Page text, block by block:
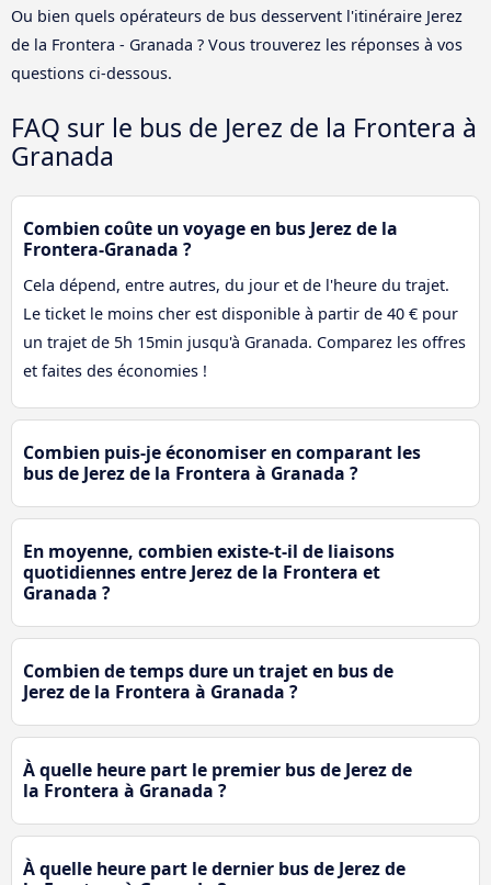
Ou bien quels opérateurs de bus desservent l'itinéraire Jerez
de la Frontera - Granada ? Vous trouverez les réponses à vos
questions ci-dessous.
FAQ sur le bus de Jerez de la Frontera à
Granada
Combien coûte un voyage en bus Jerez de la
Frontera-Granada ?
Cela dépend, entre autres, du jour et de l'heure du trajet.
Le ticket le moins cher est disponible à partir de 40 € pour
un trajet de 5h 15min jusqu'à Granada. Comparez les offres
et faites des économies !
Combien puis-je économiser en comparant les
bus de Jerez de la Frontera à Granada ?
En moyenne, combien existe-t-il de liaisons
quotidiennes entre Jerez de la Frontera et
Granada ?
Combien de temps dure un trajet en bus de
Jerez de la Frontera à Granada ?
À quelle heure part le premier bus de Jerez de
la Frontera à Granada ?
À quelle heure part le dernier bus de Jerez de